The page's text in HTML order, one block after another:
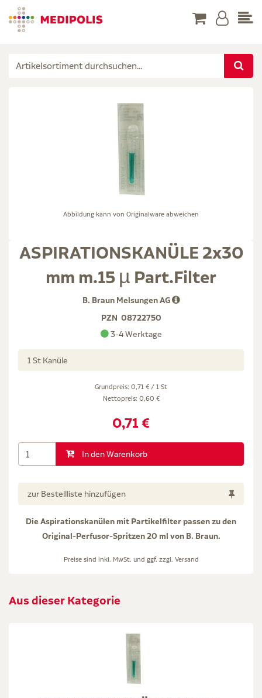
Abbildung kann von Originalware abweichen
ASPIRATIONSKANÜLE 2x30
mm m.15 µ Part.Filter
B. Braun Melsungen AG
PZN 08722750
3-4 Werktage
1 St Kanüle
Grundpreis: 0,71 € / 1 St
Nettopreis: 0,60 €
0,71 €
In den Warenkorb
zur Bestellliste hinzufügen
Die Aspirationskanülen mit Partikelfilter passen zu den
Original-Perfusor-Spritzen 20 ml von B. Braun.
Preise sind inkl. MwSt. und ggf. zzgl. Versand
Aus dieser Kategorie